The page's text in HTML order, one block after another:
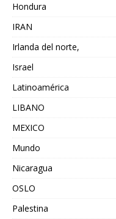
Hondura
IRAN
Irlanda del norte,
Israel
Latinoamérica
LIBANO
MEXICO
Mundo
Nicaragua
OSLO
Palestina